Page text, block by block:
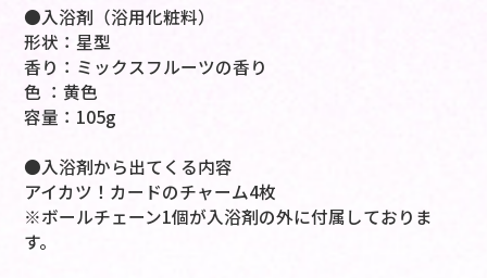
●入浴剤（浴用化粧料）
形状：星型
香り：ミックスフルーツの香り
色 ：黄色
容量：105g
●入浴剤から出てくる内容
アイカツ！カードのチャーム4枚
※ボールチェーン1個が入浴剤の外に付属しておりま
す。